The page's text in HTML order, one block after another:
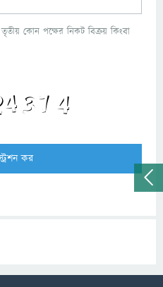
কোন পক্ষের নিকট বিক্রয় কিংবা